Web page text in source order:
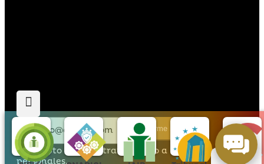
Suscribirme
Acepto que den tratamiento a mis datos
personales.